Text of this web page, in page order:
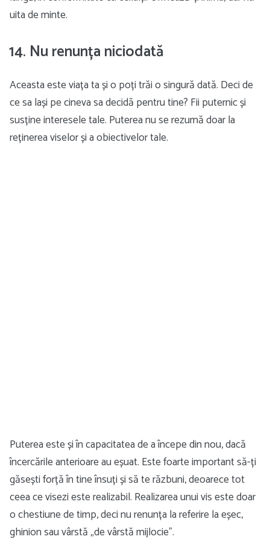
uita de minte.
14. Nu renunța niciodată
Aceasta este viața ta și o poți trăi o singură dată. Deci de
ce sa lași pe cineva sa decidă pentru tine? Fii puternic și
susține interesele tale. Puterea nu se rezumă doar la
reținerea viselor și a obiectivelor tale.
Puterea este și în capacitatea de a începe din nou, dacă
încercările anterioare au eșuat. Este foarte important să-ți
găsești forță în tine însuți și să te răzbuni, deoarece tot
ceea ce visezi este realizabil. Realizarea unui vis este doar
o chestiune de timp, deci nu renunța la referire la eșec,
ghinion sau vârstă „de vârstă mijlocie”.